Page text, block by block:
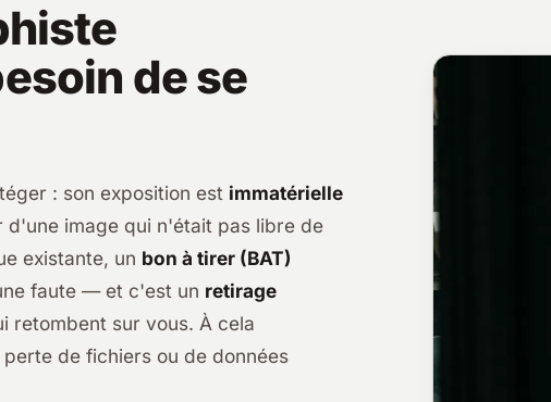
de se
: son exposition est immatérielle
d'une image qui n'était pas libre de
existante, un bon à tirer (BAT)
faute — et c'est un retirage
retombent sur vous. À cela
de fichiers ou de données